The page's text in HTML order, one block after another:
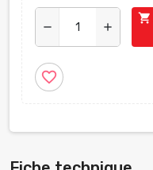
remove add
shopping_cart
favorite_border